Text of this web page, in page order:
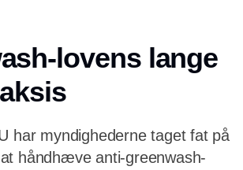
lovens lange
har myndighederne taget fat på
håndhæve anti-greenwash-